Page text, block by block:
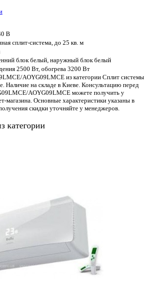
В
сплит-система, до 25 кв. м
блок белый, наружный блок белый
2500 Вт, обогрева 3200 Вт
AOYG09LMCE из категории Сплит системы
Наличие на складе в Киеве. Консультацию перед
AOYG09LMCE можете получить у
магазина. Основные характеристики указаны в
скидки уточняйте у менеджеров.
категории